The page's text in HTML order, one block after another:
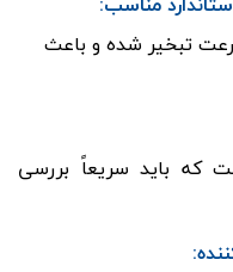
تبخیر شده و باعث
که باید سریعاً بررسی